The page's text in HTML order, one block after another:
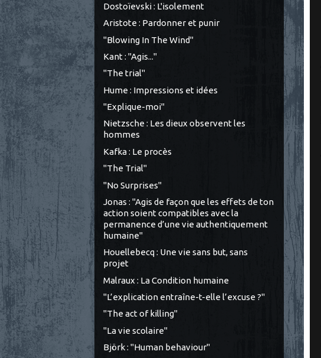
Dostoïevski : L'isolement
Aristote : Pardonner et punir
"Blowing In The Wind"
Kant : "Agis..."
"The trial"
Hume : Impressions et idées
"Explique-moi"
Nietzsche : Les dieux observent les
hommes
Kafka : Le procès
"The Trial"
"No Surprises"
Jonas : "Agis de façon que les effets de ton
action soient compatibles avec la
permanence d’une vie authentiquement
humaine"
Houellebecq : Une vie sans but, sans
projet
Malraux : La Condition humaine
"L’explication entraîne-t-elle l’excuse ?"
"The act of killing"
"La vie scolaire"
Björk : "Human behaviour"